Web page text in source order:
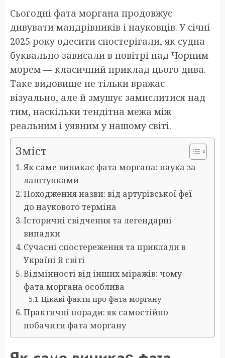
Сьогодні фата моргана продовжує
дивувати мандрівників і науковців. У січні
2025 року одесити спостерігали, як судна
буквально зависали в повітрі над Чорним
морем — класичний приклад цього дива.
Таке видовище не тільки вражає
візуально, але й змушує замислитися над
тим, наскільки тендітна межа між
реальним і уявним у нашому світі.
Зміст
Як саме виникає фата моргана: наука за
лаштунками
Походження назви: від артурівської феї
до наукового терміна
Історичні свідчення та легендарні
випадки
Сучасні спостереження та приклади в
Україні й світі
Відмінності від інших міражів: чому
фата моргана особлива
Цікаві факти про фата моргану
Практичні поради: як самостійно
побачити фата моргану